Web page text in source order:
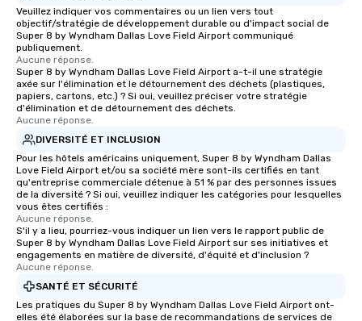
groups from as few
as 500 guests,
choice for any
a tour is stress-free
enjoy the company
booked to the minute
Since the menu is
have nothing to
date any dietary
allergies for anyone
Feel Like a VIP at
about waiting in line
Veuillez indiquer vos commentaires ou un lien vers tout
objectif/stratégie de développement durable ou d'impact social de
Super 8 by Wyndham Dallas Love Field Airport communiqué
publiquement.
Aucune réponse.
Super 8 by Wyndham Dallas Love Field Airport a-t-il une stratégie
axée sur l'élimination et le détournement des déchets (plastiques,
papiers, cartons, etc.) ? Si oui, veuillez préciser votre stratégie
d'élimination et de détournement des déchets.
Aucune réponse.
DIVERSITÉ ET INCLUSION
Pour les hôtels américains uniquement, Super 8 by Wyndham Dallas
Love Field Airport et/ou sa société mère sont-ils certifiés en tant
qu'entreprise commerciale détenue à 51 % par des personnes issues
de la diversité ? Si oui, veuillez indiquer les catégories pour lesquelles
vous êtes certifiés :
Aucune réponse.
S'il y a lieu, pourriez-vous indiquer un lien vers le rapport public de
Super 8 by Wyndham Dallas Love Field Airport sur ses initiatives et
engagements en matière de diversité, d'équité et d'inclusion ?
Aucune réponse.
SANTÉ ET SÉCURITÉ
Les pratiques du Super 8 by Wyndham Dallas Love Field Airport ont-
elles été élaborées sur la base de recommandations de services de